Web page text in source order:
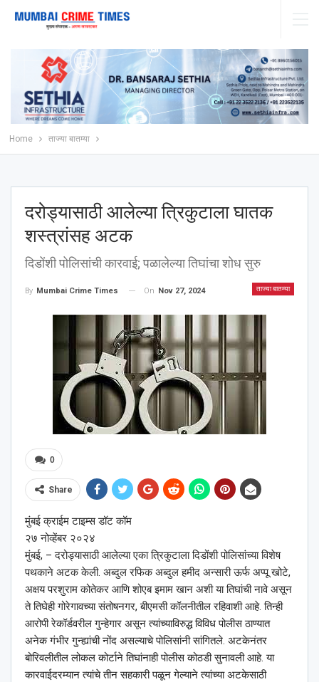
Home ताज्या बातम्या
दरोड्यासाठी आलेल्या त्रिकुटाला घातक
शस्त्रांसह अटक
दिडोंशी पोलिसांची कारवाई; पळालेल्या तिघांचा शोध सुरु
ताज्या बातम्या
By Mumbai Crime Times On Nov 27, 2024
0
Share
मुंबई क्राईम टाइम्स डॉट कॉम
२७ नोव्हेंबर २०२४
मुंबई, – दरोड्यासाठी आलेल्या एका त्रिकुटाला दिडोंशी पोलिसांच्या विशेष
पथकाने अटक केली. अब्दुल रफिक अब्दुल हमीद अन्सारी ऊर्फ अप्पू खोटे,
अक्षय परशुराम कोतेकर आणि शोएब इमाम खान अशी या तिघांची नावे असून
ते तिघेही गोरेगावच्या संतोषनगर, बीएमसी कॉलनीतील रहिवाशी आहे. तिन्ही
आरोपी रेकॉर्डवरील गुन्हेगार असून त्यांच्याविरुद्ध विविध पोलीस ठाण्यात
अनेक गंभीर गुन्ह्यांची नोंद असल्याचे पोलिसांनी सांगितले. अटकेनंतर
बोरिवलीतील लोकल कोर्टाने तिघांनाही पोलीस कोठडी सुनावली आहे. या
कारवाईदरम्यान त्यांचे तीन सहकारी पळून गेल्याने त्यांच्या अटकेसाठी